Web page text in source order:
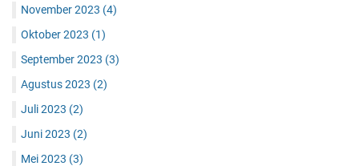
November 2023 (4)
Oktober 2023 (1)
September 2023 (3)
Agustus 2023 (2)
Juli 2023 (2)
Juni 2023 (2)
Mei 2023 (3)